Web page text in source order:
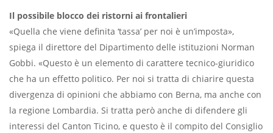
Il possibile blocco dei ristorni ai frontalieri
«Quella che viene definita ‘tassa’ per noi è un’imposta»,
spiega il direttore del Dipartimento delle istituzioni Norman
Gobbi. «Questo è un elemento di carattere tecnico-giuridico
che ha un effetto politico. Per noi si tratta di chiarire questa
divergenza di opinioni che abbiamo con Berna, ma anche con
la regione Lombardia. Si tratta però anche di difendere gli
interessi del Canton Ticino, e questo è il compito del Consiglio